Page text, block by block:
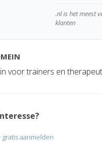
.nl is het meest
klanten
voor trainers en
gratis aanmelden